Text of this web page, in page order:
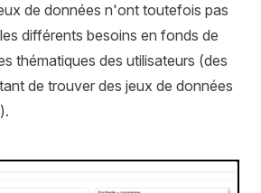
de données n'ont toutefois pas
différents besoins en fonds de
thématiques des utilisateurs (des
de trouver des jeux de données